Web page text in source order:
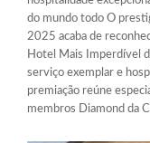
do mundo todo O
2025 acaba de
Hotel Mais Imperdível
serviço exemplar e
premiação reúne
membros Diamond da